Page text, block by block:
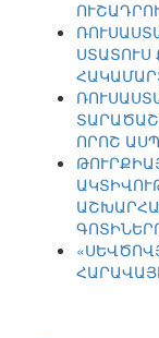
ՈՐՈՇ